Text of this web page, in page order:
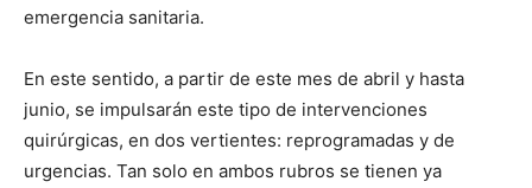
emergencia sanitaria.
En este sentido, a partir de este mes de abril y hasta
junio, se impulsarán este tipo de intervenciones
quirúrgicas, en dos vertientes: reprogramadas y de
urgencias. Tan solo en ambos rubros se tienen ya